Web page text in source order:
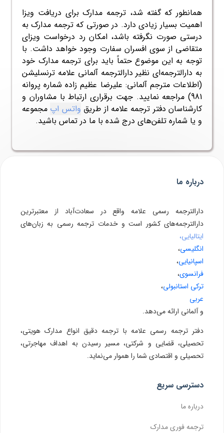
همانطور که گفته شد، ترجمه مدارک برای دریافت ویزا
اهمیت بسیار زیادی دارد. در صورتی که ترجمه مدارک به
درستی صورت نگرفته باشد، امکان رد درخواست ویزای
متقاضی از سوی افسران سفارت وجود خواهد داشت. با
توجه به این موضوع حتماً باید برای ترجمه مدارک خود
به دارالترجمه‌ای نظیر دارالترجمه آلمانی علامه ترنسلیشن
(اطلاعات مترجم آلمانی: علیرضا عظیم زاده شماره پروانه
981) مراجعه نمایید. جهت برقراری ارتباط با مشاوران و
کارشناسان دفتر ترجمه علامه از طریق واتس اپ مجموعه
و یا شماره تلفن‌های درج شده با ما در تماس باشید.
درباره ما
دارالترجمه رسمی علامه واقع در سعادت‌آباد از معتبرترین
دارالترجمه‌های کشور است و خدمات ترجمه رسمی به زبان‌های
ایتالیایی،
انگلیسی،
اسپانیایی،
فرانسوی،
ترکی استانبولی،
عربی
و آلمانی ارائه می‌دهد.
دفتر ترجمه رسمی علامه با ترجمه دقیق انواع مدارک هویتی،
تحصیلی، قضایی و شرکتی، مسیر رسیدن به اهداف مهاجرتی،
تحصیلی و اقتصادی شما را هموار می‌نماید.
دسترسی سریع
درباره ما
ترجمه فوری مدارک